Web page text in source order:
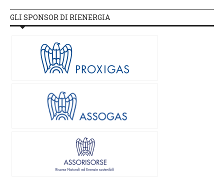
GLI SPONSOR DI RIENERGIA